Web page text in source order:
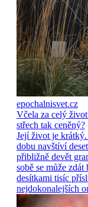
epochalnisvet.cz
Včela za celý
střech tak ceněný?
Její život je
dobu navštíví
přibližně devět
sobě se může
desítkami tisíc
nejdokonalejších